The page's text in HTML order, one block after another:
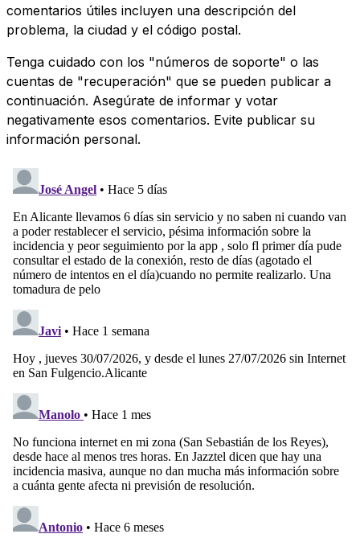
comentarios útiles incluyen una descripción del
problema, la ciudad y el código postal.
Tenga cuidado con los "números de soporte" o las
cuentas de "recuperación" que se pueden publicar a
continuación. Asegúrate de informar y votar
negativamente esos comentarios. Evite publicar su
información personal.